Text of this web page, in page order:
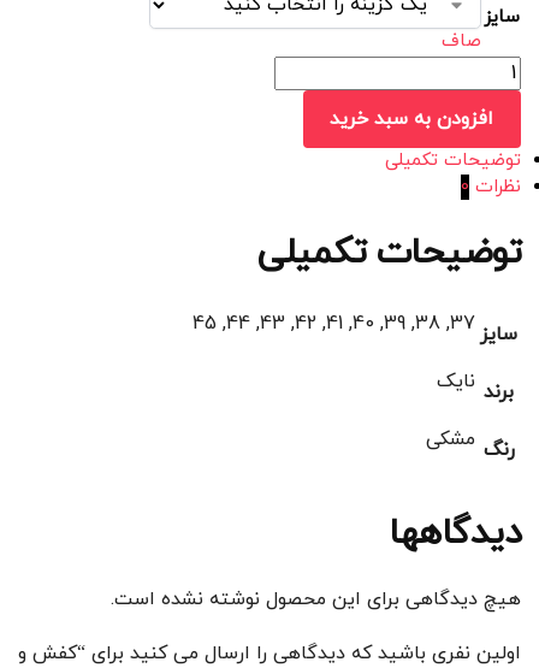
سایز
صاف
افزودن به سبد خرید
توضیحات تکمیلی
نظرات 0
توضیحات تکمیلی
سایز 37, 38, 39, 40, 41, 42, 43, 44, 45
برند نایک
رنگ مشکی
دیدگاهها
هیچ دیدگاهی برای این محصول نوشته نشده است.
اولین نفری باشید که دیدگاهی را ارسال می کنید برای “کفش و